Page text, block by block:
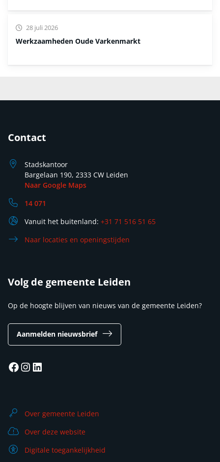
Werkzaamheden Oude Varkenmarkt
28 juli 2026
Contact
Stadskantoor
Bargelaan 190, 2333 CW Leiden
Naar Google Maps
14 071
Vanuit het buitenland: +31 71 516 51 65
Naar locaties en openingstijden
Volg de gemeente Leiden
Op de hoogte blijven van nieuws van de gemeente Leiden?
Aanmelden nieuwsbrief
Facebook
Instagram
LinkedIn
Over gemeente Leiden
Over deze website
Digitale toegankelijkheid